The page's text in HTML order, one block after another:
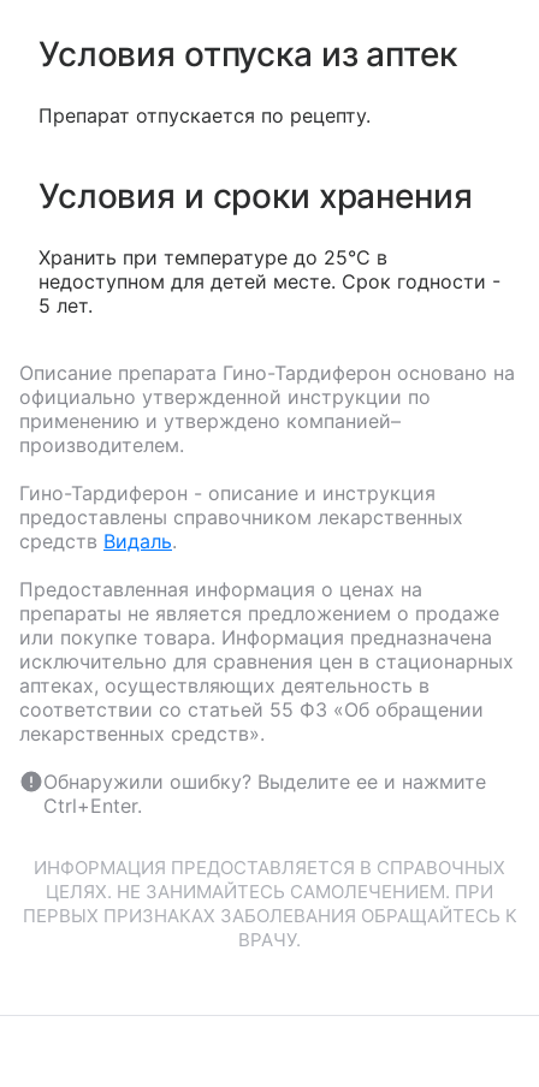
Условия отпуска из аптек
Препарат отпускается по рецепту.
Условия и сроки хранения
Хранить при температуре до 25°С в
недоступном для детей месте. Срок годности -
5 лет.
Описание препарата Гино-Тардиферон основано на
официально утвержденной инструкции по
применению и утверждено компанией–
производителем.
Гино-Тардиферон - описание и инструкция
предоставлены справочником лекарственных
средств Видаль.
Предоставленная информация о ценах на
препараты не является предложением о продаже
или покупке товара. Информация предназначена
исключительно для сравнения цен в стационарных
аптеках, осуществляющих деятельность в
соответствии со статьей 55 ФЗ «Об обращении
лекарственных средств».
Обнаружили ошибку? Выделите ее и нажмите
Ctrl+Enter.
ИНФОРМАЦИЯ ПРЕДОСТАВЛЯЕТСЯ В СПРАВОЧНЫХ
ЦЕЛЯХ. НЕ ЗАНИМАЙТЕСЬ САМОЛЕЧЕНИЕМ. ПРИ
ПЕРВЫХ ПРИЗНАКАХ ЗАБОЛЕВАНИЯ ОБРАЩАЙТЕСЬ К
ВРАЧУ.